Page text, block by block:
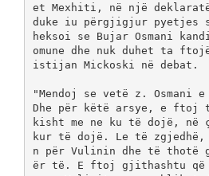
et Mexhiti, në një
duke iu përgjigjur pyetjes
heksoi se Bujar Osmani
omune dhe nuk duhet ta
istijan Mickoski në debat.
"Mendoj se vetë z. Osmani
Dhe për këtë arsye, e ftoj
kisht me ne ku të dojë, në
kur të dojë. Le të
n për Vulinin dhe të thotë
ër të. E ftoj gjithashtu që